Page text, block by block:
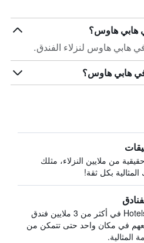
هابي هاوس؟
هابي هاوس لنزلاء الفندق.
هابي هاوس؟
من ملايين النزلاء، مثلك
بكل ثقة!
يبحث HotelsCombined في أكثر من 3 ملايين فندق
في مكان واحد حتى تتمكن من
المثالية.